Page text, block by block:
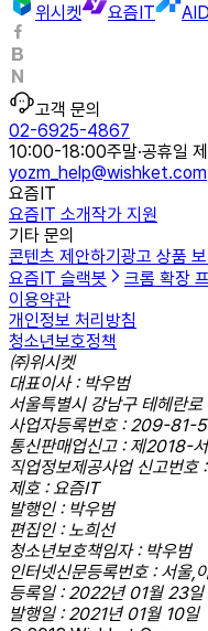
위시켓
요즘IT
고객 문의
02-6925-4867
10:00-18:00주말·공휴일
yozm_help@wishket.com
요즘IT
요즘IT 소개작가 지원
기타 문의
콘텐츠 제안하기 광고 상품 보
요즘IT 슬랙봇
크롬 확장
이용약관
개인정보 처리방침
청소년보호정책
㈜위시켓
대표이사 : 박우범
서울특별시 강남구 테헤란
사업자등록번호 : 209-81-
통신판매업신고 : 제2018-
직업정보제공사업 신고번
제호 : 요즘IT
발행인 : 박우범
편집인 : 노희선
청소년보호책임자 : 박우범
인터넷신문등록번호 : 서울,
등록일 : 2022년 01월 23일
발행일 : 2021년 01월 10일